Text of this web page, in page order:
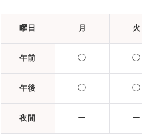
曜日 月 火
午前 ◯ ◯
午後 ◯ ◯
夜間 ー ー